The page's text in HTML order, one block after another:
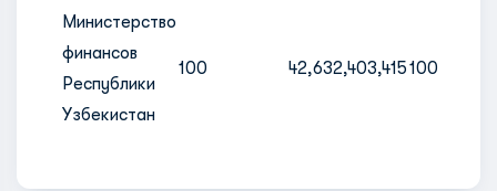
Министерство
финансов
Республики
Узбекистан
100 42,632,403,415100